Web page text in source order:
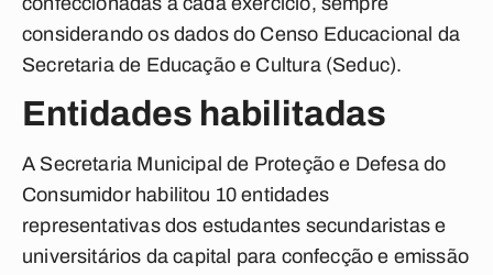
considerando os dados do Censo Educacional da
Secretaria de Educação e Cultura (Seduc).
Entidades habilitadas
A Secretaria Municipal de Proteção e Defesa do
Consumidor habilitou 10 entidades
representativas dos estudantes secundaristas e
universitários da capital para confecção e emissão